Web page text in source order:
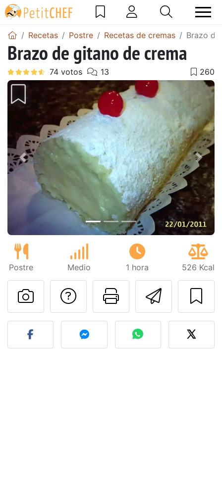
Recetas Postre Recetas de cremas Brazo
Brazo de gitano de crema
Anterior
Postre Medio 1 hora 526 Kcal
Imprimir
Preguntar al autor
Publicar la foto de esta